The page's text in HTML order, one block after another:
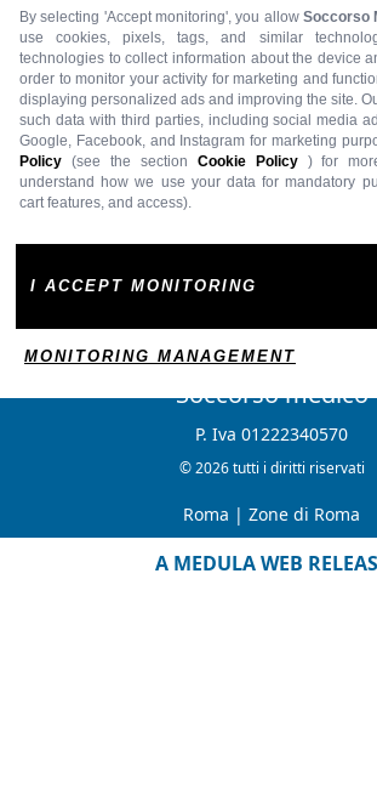
Soccorso medico
P. Iva 01222340570
© 2026 tutti i diritti riservati
Roma | Zone di Roma
A MEDULA WEB
By selecting 'Accept monitoring', you allow Soccorso
use cookies, pixels, tags, and similar
technologies to collect information about the device
order to monitor your activity for marketing and
displaying personalized ads and improving the site.
such data with third parties, including social media
Google, Facebook, and Instagram for marketing
Policy (see the section Cookie Policy
) for
understand how we use your data for mandatory
cart features, and access).
I ACCEPT MONITORING
MONITORING MANAGEMENT